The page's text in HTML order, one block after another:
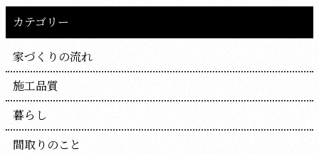
カテゴリー
家づくりの流れ
施工品質
暮らし
間取りのこと